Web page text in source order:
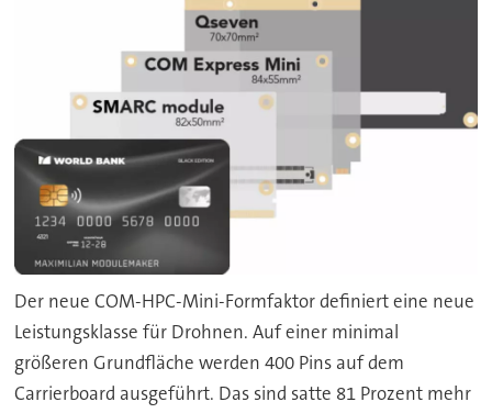
Der neue COM-HPC-Mini-Formfaktor definiert eine neue
Leistungsklasse für Drohnen. Auf einer minimal
größeren Grundfläche werden 400 Pins auf dem
Carrierboard ausgeführt. Das sind satte 81 Prozent mehr